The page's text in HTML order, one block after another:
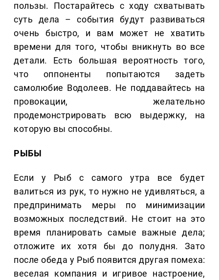
пользы. Постарайтесь с ходу схватывать
суть дела – события будут развиваться
очень быстро, и вам может не хватить
времени для того, чтобы вникнуть во все
детали. Есть большая вероятность того,
что оппоненты попытаются задеть
самолюбие Водолеев. Не поддавайтесь на
провокации, желательно
продемонстрировать всю выдержку, на
которую вы способны.
РЫБЫ
Если у Рыб с самого утра все будет
валиться из рук, то нужно не удивляться, а
предпринимать меры по минимизации
возможных последствий. Не стоит на это
время планировать самые важные дела;
отложите их хотя бы до полудня. Зато
после обеда у Рыб появится другая помеха:
веселая компания и игривое настроение,